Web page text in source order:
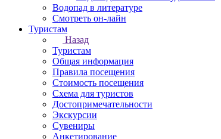
Водопад в литературе
Смотреть он-лайн
Туристам
Назад
Туристам
Общая информация
Правила посещения
Стоимость посещения
Схема для туристов
Достопримечательности
Экскурсии
Сувениры
Анкетирование